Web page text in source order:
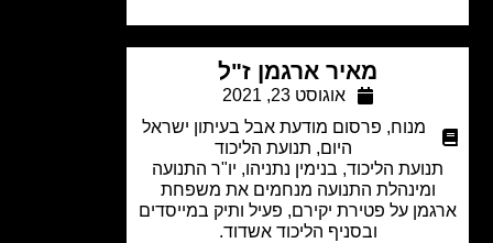
מאיר ארגמן ז"ל
אוגוסט 23, 2021
מנוח,
פרסום מודעת אבל בעיתון ישראל
תנועת הליכוד
הליכוד, בנימין נתניהו, יו"ר התנועה
ומינהלת התנועה מנחמים את משפחת
על פטירת יקירם, פעיל ותיק במייסדים
ובסניף הליכוד אשדוד.